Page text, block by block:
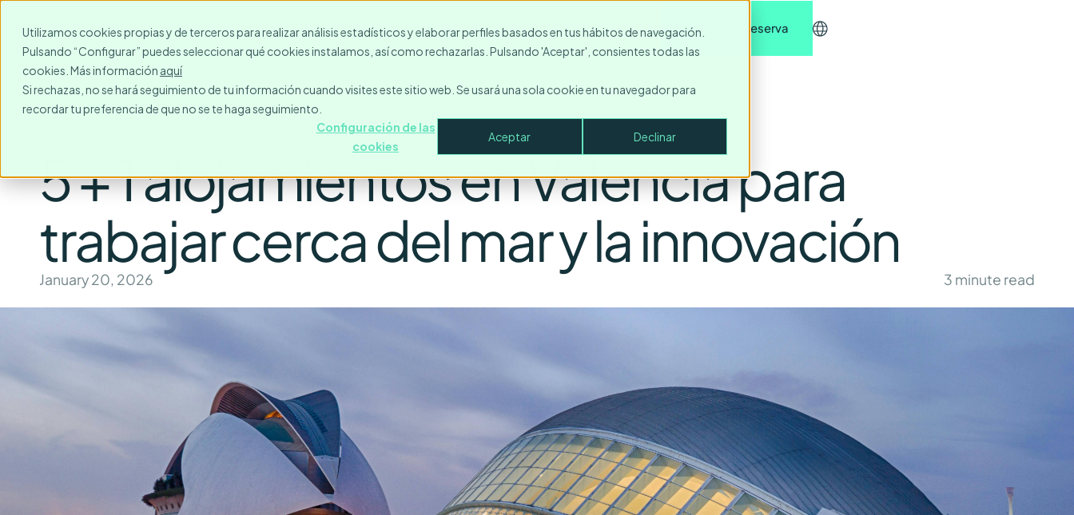
Utilizamos cookies propias y de terceros para realizar análisis estadísticos y elaborar perfiles basados en tus hábitos de navegación.
Pulsando “Configurar” puedes seleccionar qué cookies instalamos, así como rechazarlas. Pulsando 'Aceptar', consientes todas las
cookies. Más información aquí
Si rechazas, no se hará seguimiento de tu información cuando visites este sitio web. Se usará una sola cookie en tu navegador para
recordar tu preferencia de que no se te haga seguimiento.
Configuración de las
cookies
Aceptar Declinar
¿Para quién? Destinos Recursos Contacto Empresa Acceder Solicita tu reserva
5 + 1 alojamientos en Valencia para
trabajar cerca del mar y la innovación
January 20, 2026 3 minute read